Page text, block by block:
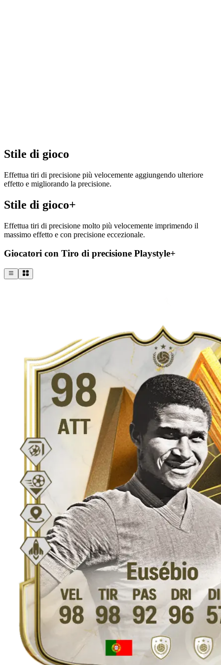
Stile di gioco
Effettua tiri di precisione più velocemente aggiungendo ulteriore
effetto e migliorando la precisione.
Stile di gioco+
Effettua tiri di precisione molto più velocemente imprimendo il
massimo effetto e con precisione eccezionale.
Giocatori con Tiro di precisione Playstyle+